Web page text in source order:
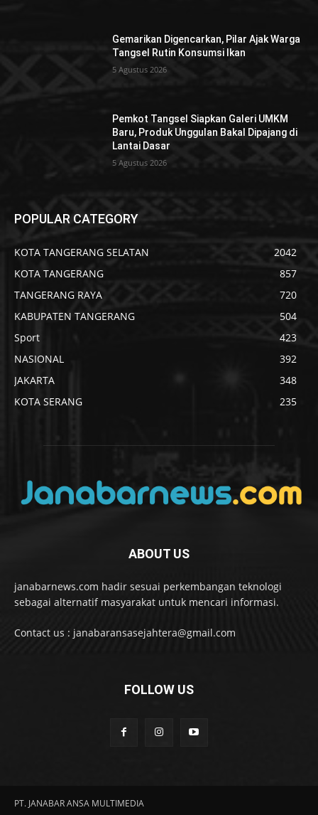
Gemarikan Digencarkan, Pilar Ajak Warga
Tangsel Rutin Konsumsi Ikan
5 Agustus 2026
Pemkot Tangsel Siapkan Galeri UMKM
Baru, Produk Unggulan Bakal Dipajang di
Lantai Dasar
5 Agustus 2026
POPULAR CATEGORY
KOTA TANGERANG SELATAN
2042
KOTA TANGERANG
857
TANGERANG RAYA
720
KABUPATEN TANGERANG
504
Sport
423
NASIONAL
392
JAKARTA
348
KOTA SERANG
235
ABOUT US
janabarnews.com hadir sesuai perkembangan teknologi
sebagai alternatif masyarakat untuk mencari informasi.
Contact us : janabaransasejahtera@gmail.com
FOLLOW US
PT. JANABAR ANSA MULTIMEDIA